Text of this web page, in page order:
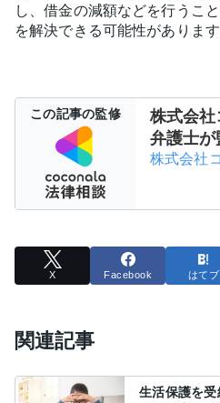
し、借金の減額などを行うこ
を解決できる可能性があります
この記事の監修
株式会社
弁護士が
株式会社
X Facebook はてブ
関連記事
生活保護を受